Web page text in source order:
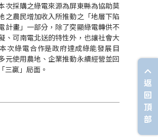
次採購之綠電來源為屏東縣為協助莫
之農民增加收入所推動之「地層下陷
計畫」一部分，除了突顯綠電轉供不
、可南電北送的特性外，也讓社會大
次綠電合作是政府達成綠能發展目
元使用農地、企業推動永續經營並回
三贏」局面。
返
回
頂
部